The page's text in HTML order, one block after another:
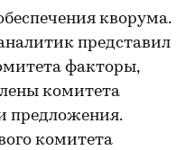
кворума.
представил
факторы,
комитета
предложения.
комитета